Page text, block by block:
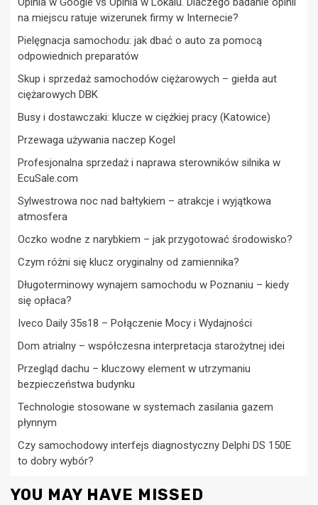
na miejscu ratuje wizerunek firmy w Internecie?
Pielęgnacja samochodu: jak dbać o auto za pomocą
odpowiednich preparatów
Skup i sprzedaż samochodów ciężarowych – giełda aut
ciężarowych DBK
Busy i dostawczaki: klucze w ciężkiej pracy (Katowice)
Przewaga używania naczep Kogel
Profesjonalna sprzedaż i naprawa sterowników silnika w
EcuSale.com
Sylwestrowa noc nad bałtykiem – atrakcje i wyjątkowa
atmosfera
Oczko wodne z narybkiem – jak przygotować środowisko?
Czym różni się klucz oryginalny od zamiennika?
Długoterminowy wynajem samochodu w Poznaniu – kiedy
się opłaca?
Iveco Daily 35s18 – Połączenie Mocy i Wydajności
Dom atrialny – współczesna interpretacja starożytnej idei
Przegląd dachu – kluczowy element w utrzymaniu
bezpieczeństwa budynku
Technologie stosowane w systemach zasilania gazem
płynnym
Czy samochodowy interfejs diagnostyczny Delphi DS 150E
to dobry wybór?
YOU MAY HAVE MISSED